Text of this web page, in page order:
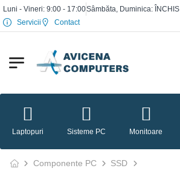
Luni - Vineri: 9:00 - 17:00Sâmbăta, Duminica: ÎNCHIS
Servicii
Contact
Laptopuri Sisteme PC Monitoare
Componente PC SSD